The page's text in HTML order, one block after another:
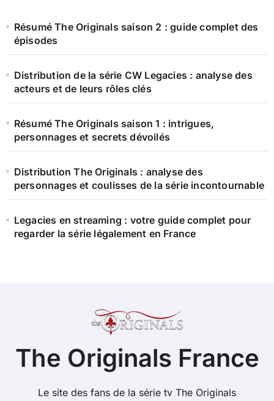
Résumé The Originals saison 2 : guide complet des
épisodes
Distribution de la série CW Legacies : analyse des
acteurs et de leurs rôles clés
Résumé The Originals saison 1 : intrigues,
personnages et secrets dévoilés
Distribution The Originals : analyse des
personnages et coulisses de la série incontournable
Legacies en streaming : votre guide complet pour
regarder la série légalement en France
The Originals France
Le site des fans de la série tv The Originals